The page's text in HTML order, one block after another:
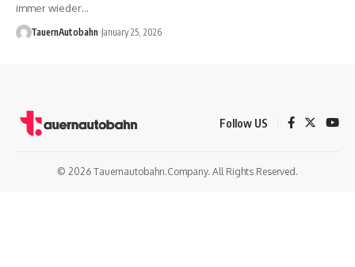
immer wieder…
TauernAutobahn January 25, 2026
Follow US
© 2026 Tauernautobahn.Company. All Rights Reserved.